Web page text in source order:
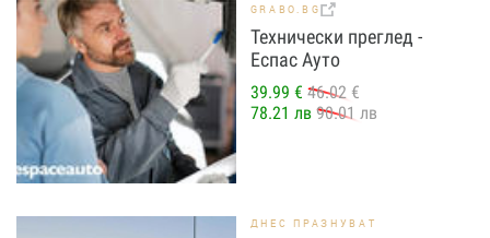
GRABO.BG
Технически преглед -
Еспас Ауто
39.99 € 46.02 €
78.21 лв 90.01 лв
ДНЕС ПРАЗНУВАТ